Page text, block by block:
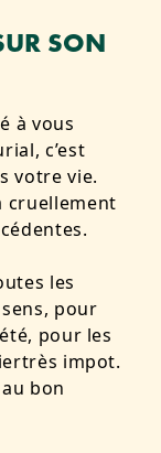
SON
à vous
c’est
votre vie.
cruellement
les
pour
pour les
impot.
bon